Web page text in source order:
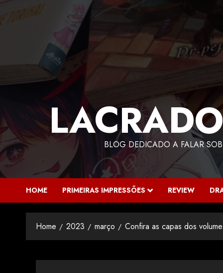
BLOG DEDICADO A FALAR
HOME PRIMEIRAS IMPRESSÕES REVIEW
Home 2023 março Confira as capas dos